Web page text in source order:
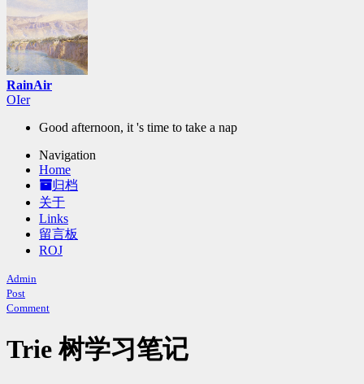
RainAir
fYz`
Good afternoon, it 's time to take a nap
Navigation
Home
归档
关于
Links
留言板
ROJ
Admin
Post
Comment
Trie 树学习笔记